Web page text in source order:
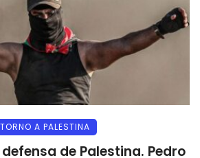
A PALESTINA
de Palestina. Pedro